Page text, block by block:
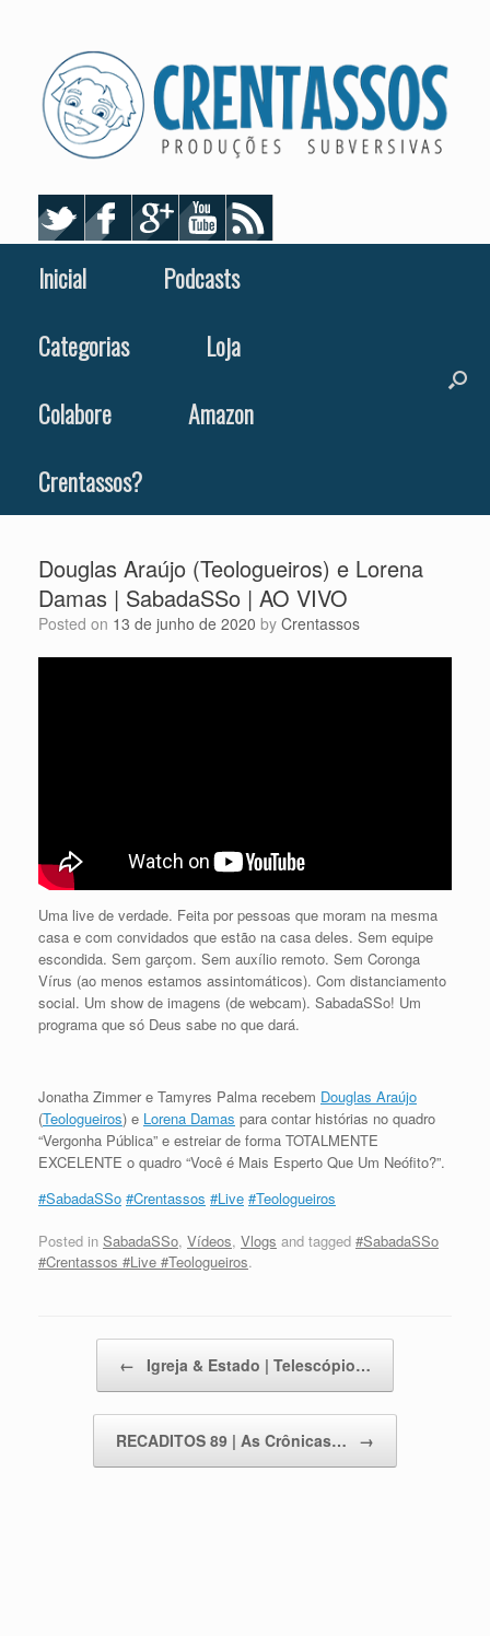
Inicial
Podcasts
Categorias
Loja
Colabore
Amazon
Crentassos?
Douglas Araújo (Teologueiros) e Lorena
Damas | SabadaSSo | AO VIVO
Posted on 13 de junho de 2020 by Crentassos
Uma live de verdade. Feita por pessoas que moram na mesma
casa e com convidados que estão na casa deles. Sem equipe
escondida. Sem garçom. Sem auxílio remoto. Sem Coronga
Vírus (ao menos estamos assintomáticos). Com distanciamento
social. Um show de imagens (de webcam). SabadaSSo! Um
programa que só Deus sabe no que dará.
Jonatha Zimmer e Tamyres Palma recebem Douglas Araújo
(Teologueiros) e Lorena Damas para contar histórias no quadro
“Vergonha Pública” e estreiar de forma TOTALMENTE
EXCELENTE o quadro “Você é Mais Esperto Que Um Neófito?”.
#SabadaSSo #Crentassos #Live #Teologueiros
Posted in SabadaSSo, Vídeos, Vlogs and tagged #SabadaSSo
#Crentassos #Live #Teologueiros.
← Igreja & Estado | Telescópio…
RECADITOS 89 | As Crônicas… →